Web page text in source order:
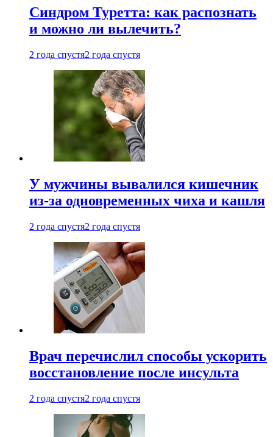
Синдром Туретта: как распознать
и можно ли вылечить?
2 года спустя2 года спустя
У мужчины вывалился кишечник
из-за одновременных чиха и кашля
2 года спустя2 года спустя
Врач перечислил способы ускорить
восстановление после инсульта
2 года спустя2 года спустя